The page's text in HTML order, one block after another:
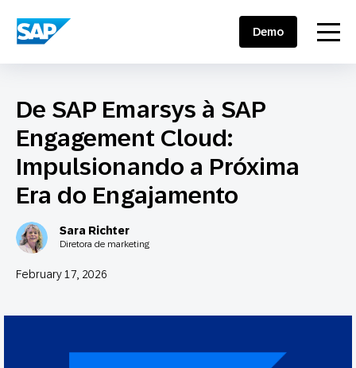
SAP ENGAGEMENT CLOUD menu
Demo
De SAP Emarsys à SAP
Engagement Cloud:
Impulsionando a Próxima
Era do Engajamento
Sara Richter
Diretora de marketing
February 17, 2026